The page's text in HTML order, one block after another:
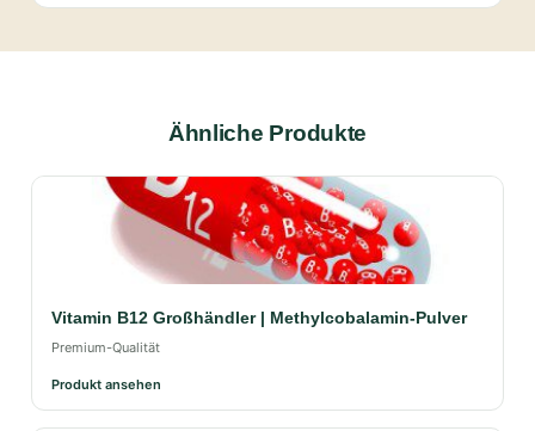
Ähnliche Produkte
Vitamin B12 Großhändler | Methylcobalamin-Pulver
Premium-Qualität
Produkt ansehen